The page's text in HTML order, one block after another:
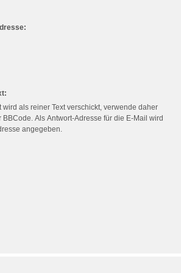
wird als reiner Text verschickt, verwende daher
BBCode. Als Antwort-Adresse für die E-Mail wird
angegeben.